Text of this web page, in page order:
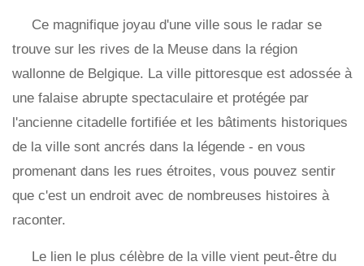
Ce magnifique joyau d'une ville sous le radar se
trouve sur les rives de la Meuse dans la région
wallonne de Belgique. La ville pittoresque est adossée à
une falaise abrupte spectaculaire et protégée par
l'ancienne citadelle fortifiée et les bâtiments historiques
de la ville sont ancrés dans la légende - en vous
promenant dans les rues étroites, vous pouvez sentir
que c'est un endroit avec de nombreuses histoires à
raconter.
Le lien le plus célèbre de la ville vient peut-être du